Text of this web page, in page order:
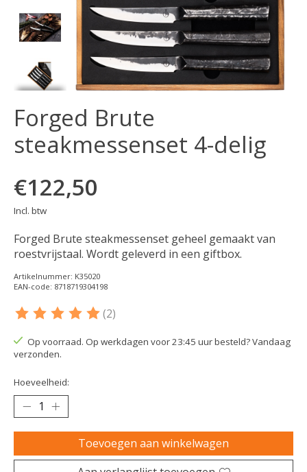
Forged Brute
steakmessenset 4-delig
€122,50
Incl. btw
Forged Brute steakmessenset geheel gemaakt van
roestvrijstaal. Wordt geleverd in een giftbox.
Artikelnummer: K35020
EAN-code: 8718719304198
De beoordeling van dit product is
(2)
Op voorraad. Op werkdagen voor 23:45 uur besteld? Vandaag
verzonden.
Hoeveelheid:
Toevoegen aan winkelwagen